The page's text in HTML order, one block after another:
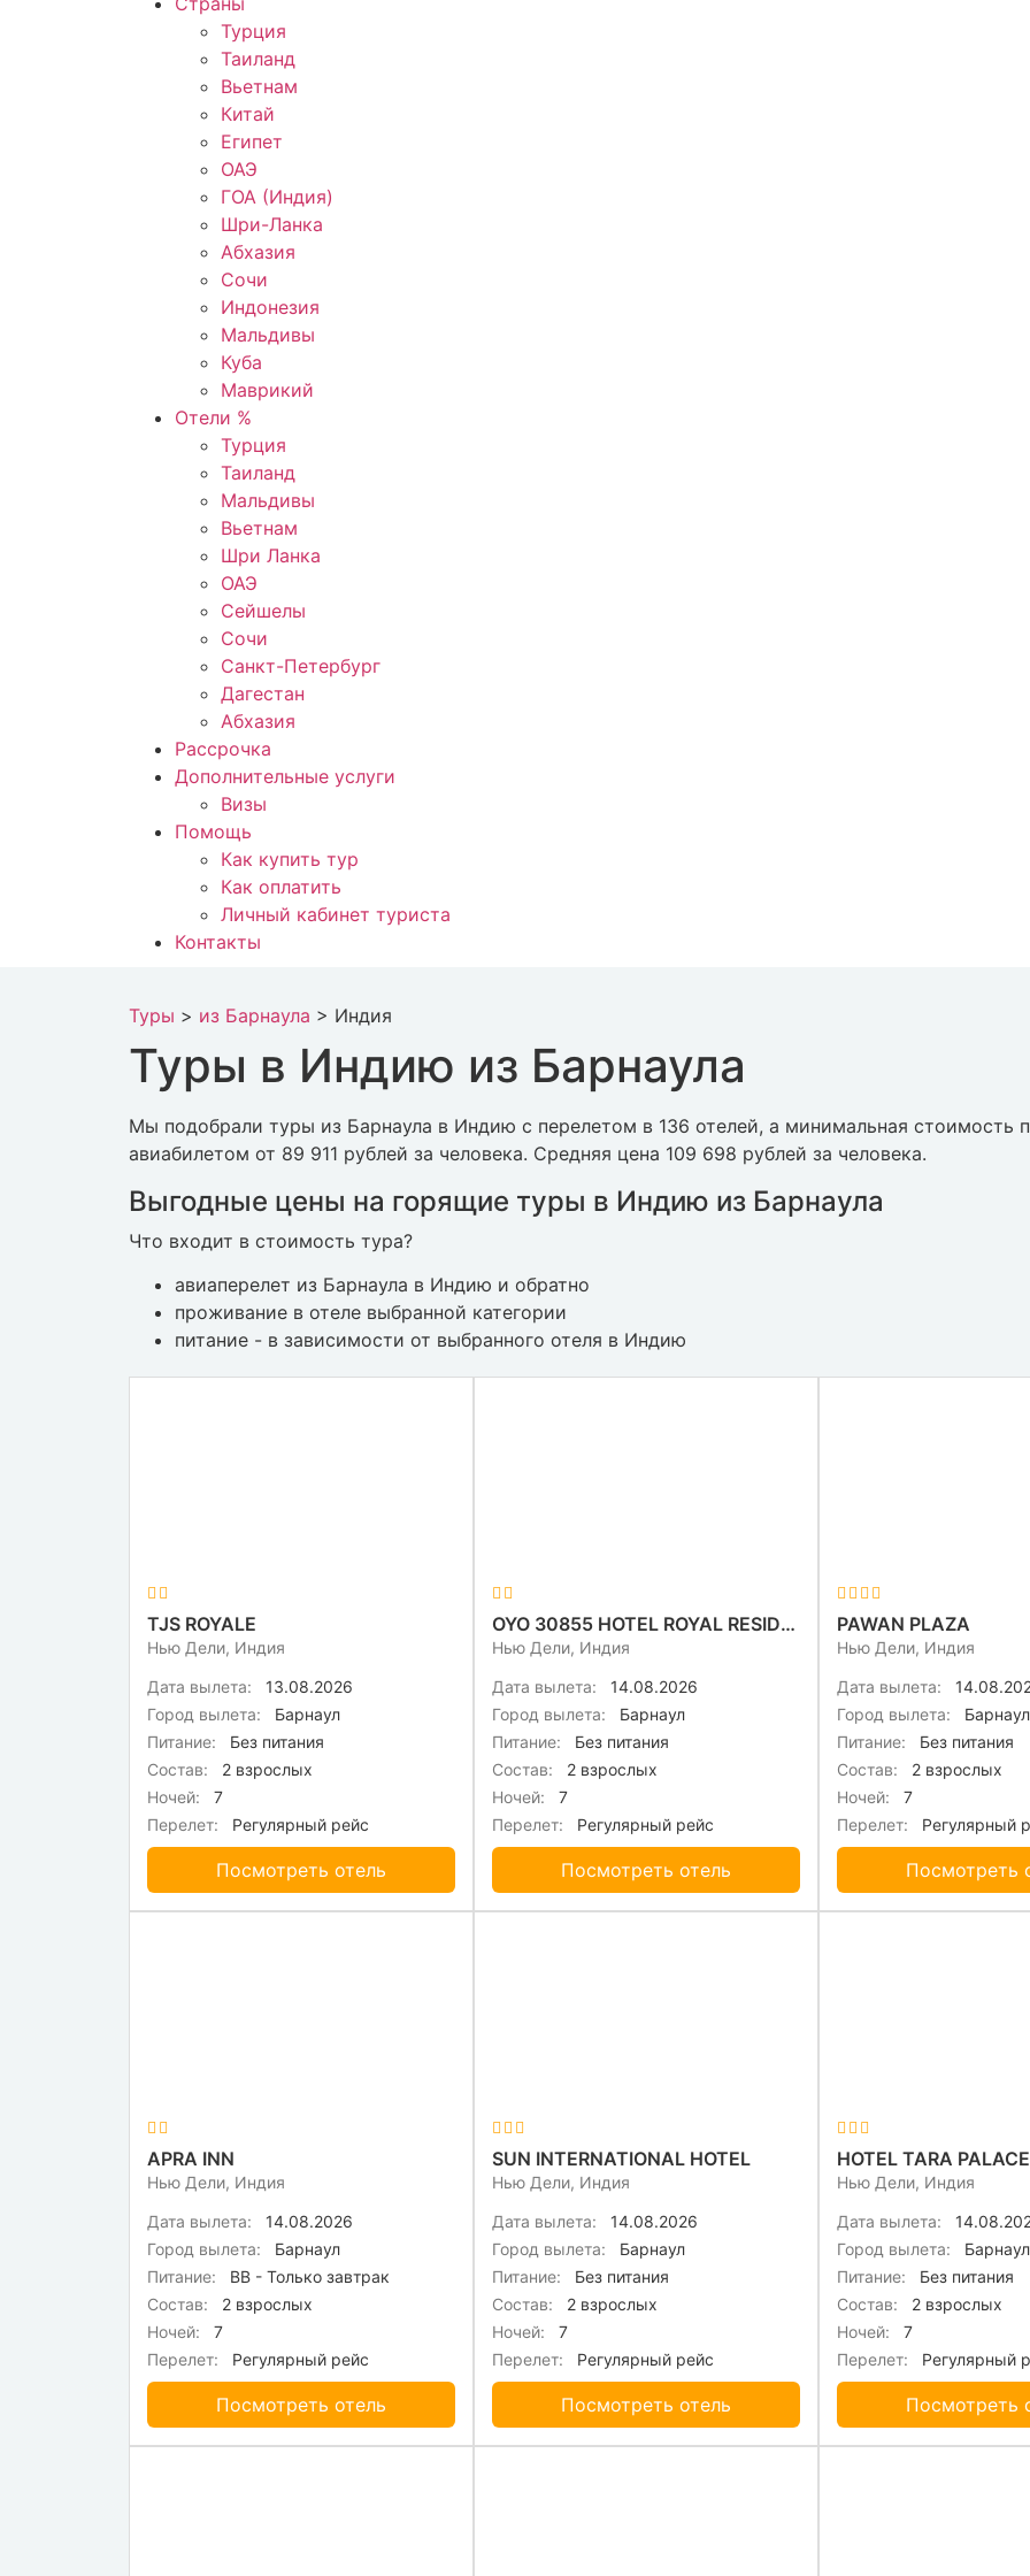
Турция
Таиланд
Вьетнам
Китай
Египет
ОАЭ
ГОА (Индия)
Шри-Ланка
Абхазия
Сочи
Индонезия
Мальдивы
Куба
Маврикий
Отели %
Турция
Таиланд
Мальдивы
Вьетнам
Шри Ланка
ОАЭ
Сейшелы
Сочи
Санкт-Петербург
Дагестан
Абхазия
Рассрочка
Дополнительные услуги
Визы
Помощь
Как купить тур
Как оплатить
Личный кабинет туриста
Контакты
Туры > из Барнаула > Индия
Туры в Индию из Барнаула
Мы подобрали туры из Барнаула в Индию с перелетом в 136 отелей, а минимальная стоимость
авиабилетом от 89 911 рублей за человека. Средняя цена 109 698 рублей за человека.
Выгодные цены на горящие туры в Индию из Барнаула
Что входит в стоимость тура?
авиаперелет из Барнаула в Индию и обратно
проживание в отеле выбранной категории
питание - в зависимости от выбранного отеля в Индию
TJS ROYALE
Нью Дели, Индия
Дата вылета:
13.08.2026
Город вылета:
Барнаул
Питание:
Без питания
Состав:
2 взрослых
Ночей:
7
Перелет:
Регулярный рейс
Посмотреть отель
OYO 30855 HOTEL ROYAL RESIDENCY
Нью Дели, Индия
Дата вылета:
14.08.2026
Город вылета:
Барнаул
Питание:
Без питания
Состав:
2 взрослых
Ночей:
7
Перелет:
Регулярный рейс
Посмотреть отель
PAWAN PLAZA
Нью Дели, Индия
Дата вылета:
Город вылета:
Барнаул
Питание:
Без питания
Состав:
2 взрослых
Ночей:
7
Перелет:
Регулярный
Посмотреть
APRA INN
Нью Дели, Индия
Дата вылета:
14.08.2026
Город вылета:
Барнаул
Питание:
BB - Только завтрак
Состав:
2 взрослых
Ночей:
7
Перелет:
Регулярный рейс
Посмотреть отель
SUN INTERNATIONAL HOTEL
Нью Дели, Индия
Дата вылета:
14.08.2026
Город вылета:
Барнаул
Питание:
Без питания
Состав:
2 взрослых
Ночей:
7
Перелет:
Регулярный рейс
Посмотреть отель
Нью Дели, Индия
Дата вылета:
Город вылета:
Барнаул
Питание:
Без питания
Состав:
2 взрослых
Ночей:
7
Перелет:
Регулярный
Посмотреть